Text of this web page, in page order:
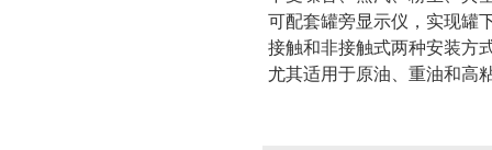
可配套罐旁显示仪，实现罐
接触和非接触式两种安装方
尤其适用于原油、重油和高